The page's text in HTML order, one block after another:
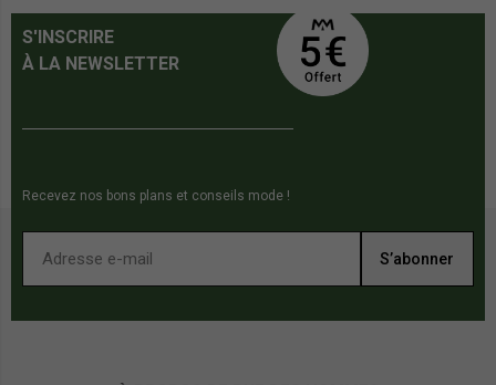
S'INSCRIRE
À LA NEWSLETTER
Recevez nos bons plans et conseils mode !
S’abonner